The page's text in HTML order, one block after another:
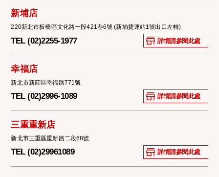
新埔店
220新北市板橋區文化路一段421巷6號 (新埔捷運站1號出口左轉)
TEL (02)2255-1977 詳情請參閱此處
幸福店
新北市新莊區幸福路771號
TEL (02)2996-1089 詳情請參閱此處
三重重新店
新北市三重區重新路二段68號
TEL (02)29961089 詳情請參閱此處